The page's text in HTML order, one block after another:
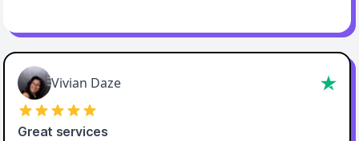
Vivian Daze
Great services